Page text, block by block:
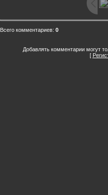
Всего комментариев: 0
Добавлять комментарии могут
[